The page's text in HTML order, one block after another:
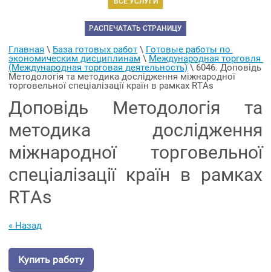
РАСПЕЧАТАТЬ СТРАНИЦУ
Главная \ База готовых работ \ Готовые работы по
экономическим дисциплинам \ Международная торговля
(Международная торговая деятельность) \ 6046. Доповідь
Методологія та методика дослідження міжнародної
торговельної спеціалізації країн в рамках RTAs
Доповідь Методологія та
методика дослідження
міжнародної торговельної
спеціалізації країн в рамках
RTAs
« Назад
Купить работу